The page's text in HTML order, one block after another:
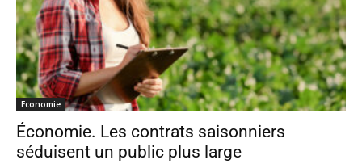
Economie
Économie. Les contrats saisonniers
séduisent un public plus large